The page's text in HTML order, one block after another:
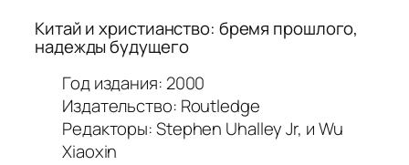
Китай и христианство: бремя прошлого,
надежды будущего
Год издания: 2000
Издательство: Routledge
Редакторы: Stephen Uhalley Jr, и Wu
Xiaoxin